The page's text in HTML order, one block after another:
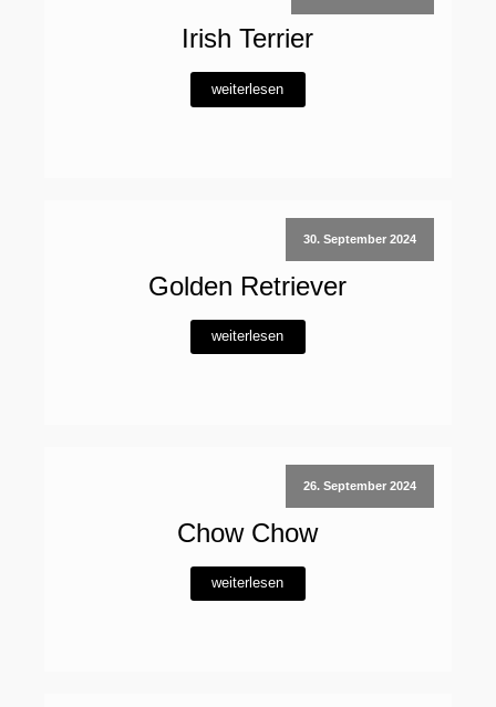
Irish Terrier
weiterlesen
30. September 2024
Golden Retriever
weiterlesen
26. September 2024
Chow Chow
weiterlesen